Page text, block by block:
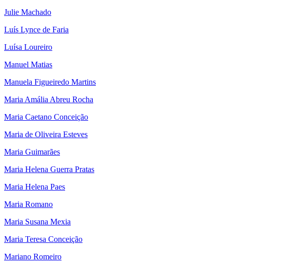
Julie Machado
Luís Lynce de Faria
Luísa Loureiro
Manuel Matias
Manuela Figueiredo Martins
Maria Amália Abreu Rocha
Maria Caetano Conceição
Maria de Oliveira Esteves
Maria Guimarães
Maria Helena Guerra Pratas
Maria Helena Paes
Maria Romano
Maria Susana Mexia
Maria Teresa Conceição
Mariano Romeiro